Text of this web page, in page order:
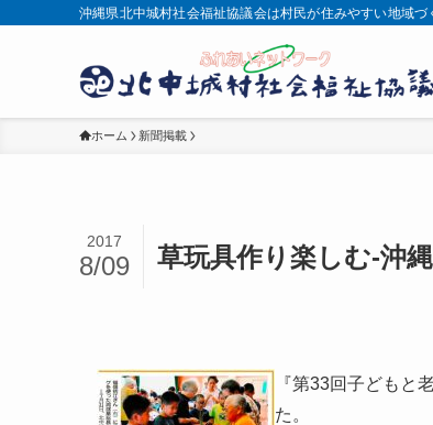
沖縄県北中城村社会福祉協議会は村民が住みやすい地域づ
ホーム 新聞掲載
草玩具作り楽しむ-沖
2017
8/09
『第33回子どもと
た。